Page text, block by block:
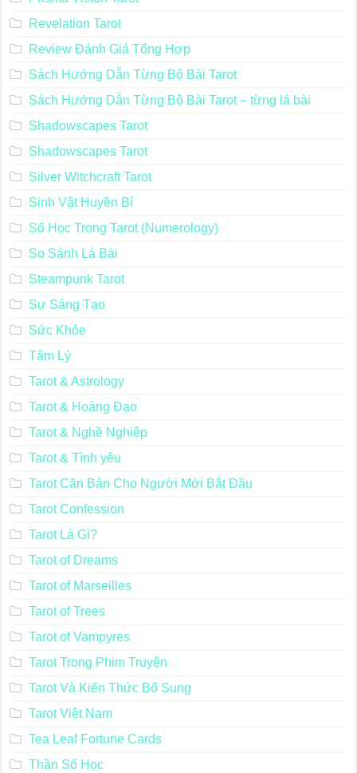
Revelation Tarot
Review Đánh Giá Tổng Hợp
Sách Hướng Dẫn Từng Bộ Bài Tarot
Sách Hướng Dẫn Từng Bộ Bài Tarot – từng lá bài
Shadowscapes Tarot
Shadowscapes Tarot
Silver Witchcraft Tarot
Sinh Vật Huyền Bí
Số Học Trong Tarot (Numerology)
So Sánh Lá Bài
Steampunk Tarot
Sự Sáng Tạo
Sức Khỏe
Tâm Lý
Tarot & Astrology
Tarot & Hoàng Đạo
Tarot & Nghề Nghiệp
Tarot & Tình yêu
Tarot Căn Bản Cho Người Mới Bắt Đầu
Tarot Confession
Tarot Là Gì?
Tarot of Dreams
Tarot of Marseilles
Tarot of Trees
Tarot of Vampyres
Tarot Trong Phim Truyện
Tarot Và Kiến Thức Bổ Sung
Tarot Việt Nam
Tea Leaf Fortune Cards
Thần Số Học